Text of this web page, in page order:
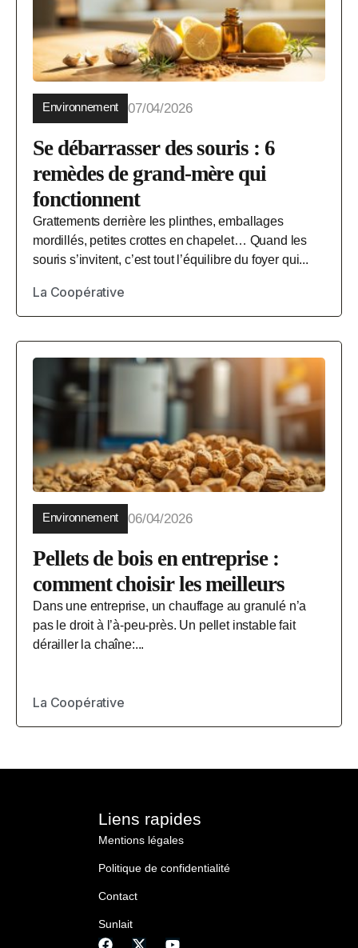
Environnement 07/04/2026
Se débarrasser des souris : 6
remèdes de grand-mère qui
fonctionnent
Grattements derrière les plinthes, emballages
mordillés, petites crottes en chapelet… Quand les
souris s’invitent, c’est tout l’équilibre du foyer qui...
La Coopérative
Environnement 06/04/2026
Pellets de bois en entreprise :
comment choisir les meilleurs
Dans une entreprise, un chauffage au granulé n’a
pas le droit à l’à-peu-près. Un pellet instable fait
dérailler la chaîne:...
La Coopérative
Liens rapides
Mentions légales
Politique de confidentialité
Contact
Sunlait